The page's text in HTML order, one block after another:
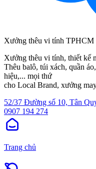
Xưởng thêu vi tính TPHCM
Xưởng thêu vi tính, thiết kế
Thêu balô, túi xách, quần
hiệu,... mọi thứ
cho Local Brand, xưởng
52/37 Đường số 10, Tân
0907 194 274
Trang chủ